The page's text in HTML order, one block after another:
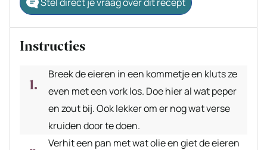
Instructies
Breek de eieren in een kommetje en kluts ze
even met een vork los. Doe hier al wat peper
en zout bij. Ook lekker om er nog wat verse
kruiden door te doen.
Verhit een pan met wat olie en giet de eieren